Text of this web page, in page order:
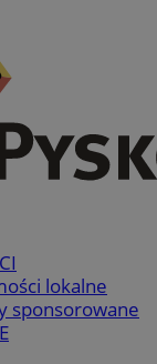
lokalne
sponsorowane